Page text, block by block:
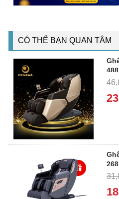
CÓ THỂ BẠN QUAN TÂM
488
268